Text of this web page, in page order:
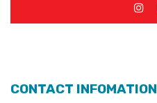
CONTACT INFOMATION